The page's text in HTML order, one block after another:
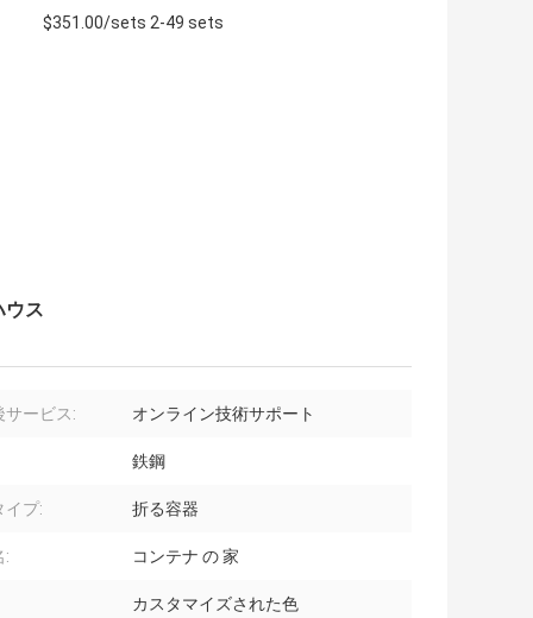
$351.00/sets 2-49 sets
ウス
サービス: オンライン技術サポート
鉄鋼
イプ: 折る容器
: コンテナ の 家
カスタマイズされた色